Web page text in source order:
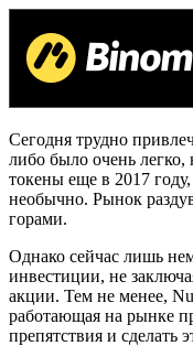
Сегодня трудно
либо было очень
токены еще в 2017
необычно. Рынок
горами.
Однако сейчас лишь
инвестиции, не
акции. Тем не менее,
работающая на рынке
препятствия и сделать